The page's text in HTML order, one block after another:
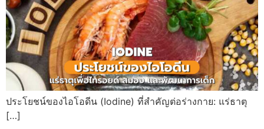
ประโยชน์ของไอโอดีน (Iodine) ที่สำคัญต่อร่างกาย: แร่ธาตุ
[…]